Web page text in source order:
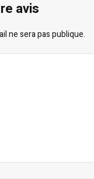
avis
ne sera pas publique.